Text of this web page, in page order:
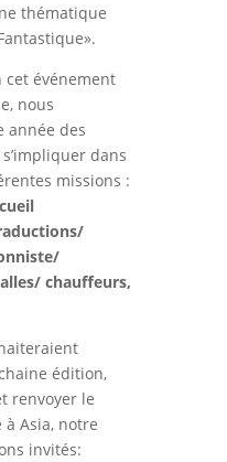
thématique
cet événement
nous
année des
dans
missions :
chauffeurs,
édition,
renvoyer le
Asia, notre
invités: